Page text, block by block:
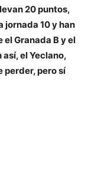
20 puntos,
jornada 10 yhan
Granada B y el
el Yeclano,
perder, pero sí